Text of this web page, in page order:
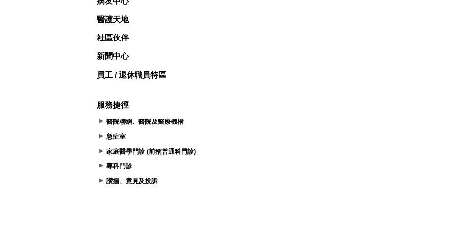
醫護天地
社區伙伴
新聞中心
員工 / 退休職員特區
服務捷徑
醫院聯網、醫院及醫療機構
急症室
家庭醫學門診 (前稱普通科門診)
專科門診
讚揚、意見及投訴